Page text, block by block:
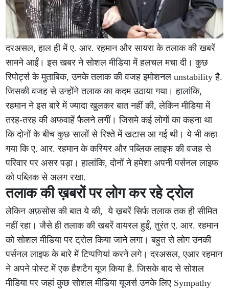
दरअसल, हाल ही में ए. आर. रहमान और सायरा के तलाक की खबरें
सामने आईं। इस खबर ने सोशल मीडिया में हलचल मचा दी। कुछ
रिपोर्ट्स के मुताबिक, उनके तलाक की वजह इमोशनल unstability है.
जिसकी वजह से उन्होंने तलाक का कदम उठाया गया। हालांकि,
रहमान ने इस बारे में ज्यादा खुलकर बात नहीं की, लेकिन मीडिया में
तरह-तरह की अफवाहें फैलने लगीं। जिसमे कई लोगों का कहना था
कि दोनों के बीच कुछ सालों से रिश्ते में खटास आ गई थी। ये भी कहा
गया कि ए. आर. रहमान के करियर और पब्लिक लाइफ की वजह से
परिवार पर असर पड़ा। हालांकि, दोनों ने हमेशा अपनी पर्सनल लाइफ
को पब्लिक से अलग रखा.
तलाक की ख़बरों पर लोग कर रहे ट्रोल
लेकिन अफ़सोस की बात ये की, ये ख़बरें सिर्फ तलाक तक ही सीमित
नहीं रहा। जैसे ही तलाक की खबरें वायरल हुईं, तुरंत ए. आर. रहमान
को सोशल मीडिया पर ट्रोल किया जाने लगा। बहुत से लोग उनकी
पर्सनल लाइफ के बारे में टिप्पणियां करने लगे। दरअसल, एआर रहमान
ने अपने पोस्ट में एक हैशटैग यूज किया है. जिसके बाद से सोशल
मीडिया पर जहां कुछ सोशल मीडिया यूजर्स उनके लिए Sympathy